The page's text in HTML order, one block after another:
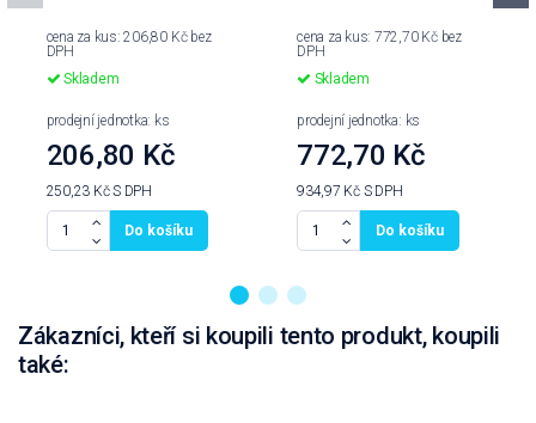
cena za kus: 206,80 Kč bez
DPH
Skladem
prodejní jednotka: ks
206,80 Kč
250,23 KčS DPH
Do košíku
cena za kus: 772,70 Kč bez
DPH
Skladem
prodejní jednotka: ks
772,70 Kč
934,97 Kč S DPH
Do košíku
Zákazníci, kteří si koupili tento produkt, koupili
také: